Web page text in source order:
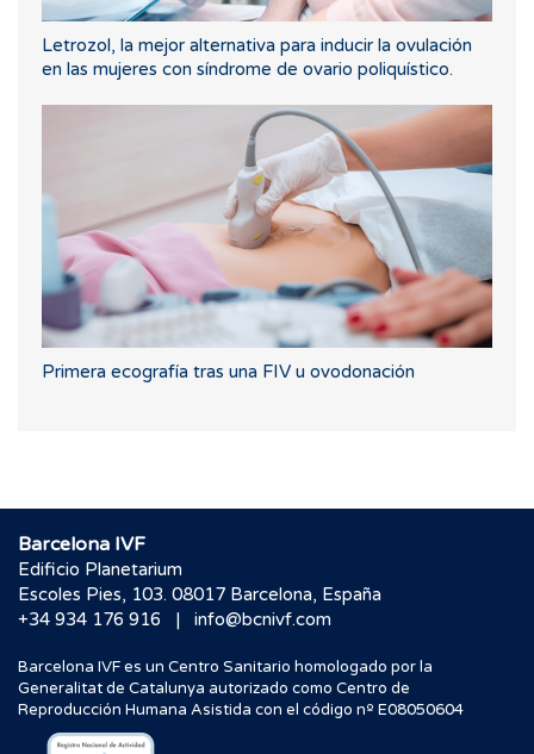
Letrozol, la mejor alternativa para inducir la ovulación
en las mujeres con síndrome de ovario poliquístico.
Primera ecografía tras una FIV u ovodonación
Barcelona IVF
Edificio Planetarium
Escoles Pies, 103. 08017 Barcelona, España
+34 934 176 916
| info@bcnivf.com
Barcelona IVF es un Centro Sanitario homologado por la
Generalitat de Catalunya autorizado como Centro de
Reproducción Humana Asistida con el código nº E08050604